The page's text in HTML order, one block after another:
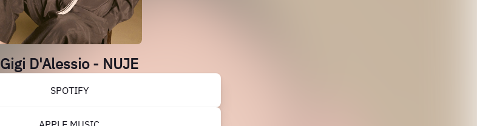
Gigi D'Alessio - NUJE
SPOTIFY